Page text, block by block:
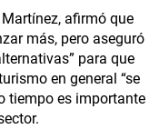
afirmó que
más, pero aseguró
para que
en general “se
tiempo es importante